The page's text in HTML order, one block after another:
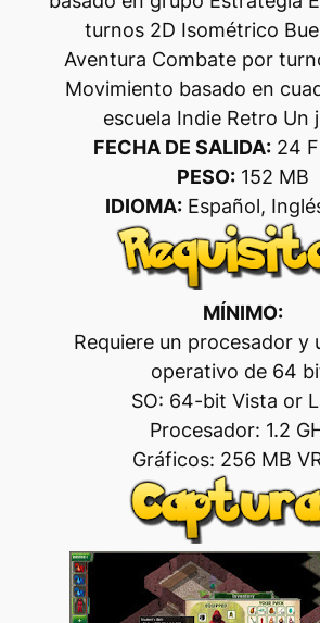
turnos 2D Isométrico
Aventura Combate por
Movimiento basado en
escuela Indie Retro Un
FECHA DE SALIDA:24
PESO: 152 MB
IDIOMA:Español,
MÍNIMO:
Requiere un procesador y
operativo de 64
SO: 64-bit Vista or
Procesador: 1.2
Gráficos: 256 MB